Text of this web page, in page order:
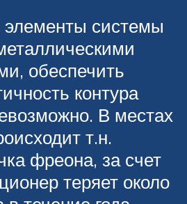
элементы системы
обеспечить
контура
В местах
т.н.
фреона, за счет
теряет около